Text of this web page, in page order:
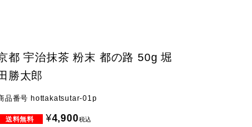
都 宇治抹茶 粉末 都の路 50g 堀
勝太郎
品番号 hottakatsutar-01p
¥4,900税込